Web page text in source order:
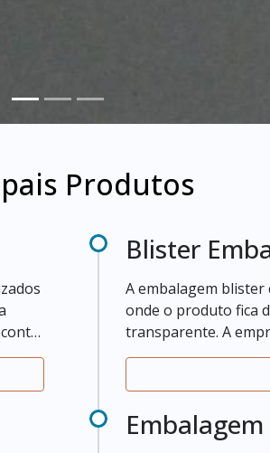
Produtos
Blister
A embalagem
onde o produto fica
transparente. A
e resistentes.